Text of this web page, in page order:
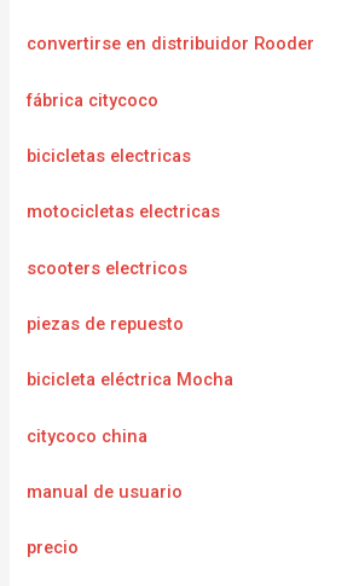
convertirse en distribuidor Rooder
fábrica citycoco
bicicletas electricas
motocicletas electricas
scooters electricos
piezas de repuesto
bicicleta eléctrica Mocha
citycoco china
manual de usuario
precio